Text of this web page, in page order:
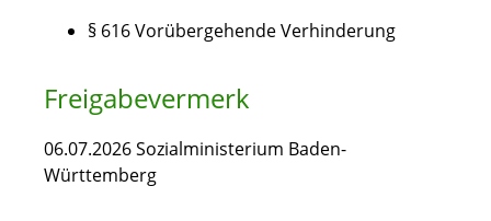
§ 616 Vorübergehende Verhinderung
Freigabevermerk
06.07.2026 Sozialministerium Baden-
Württemberg